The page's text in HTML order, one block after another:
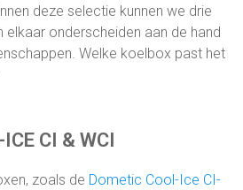
deze selectie kunnen we drie
elkaar onderscheiden aan de hand
Welke koelbox past het
CI & WCI
zoals de Dometic Cool-Ice CI-